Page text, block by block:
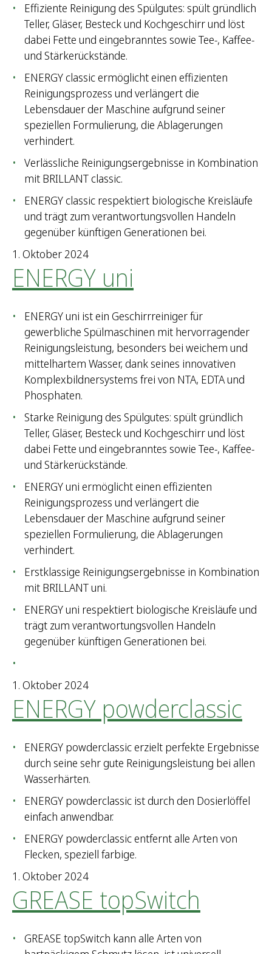
Effiziente Reinigung des Spülgutes: spült gründlich
Teller, Gläser, Besteck und Kochgeschirr und löst
dabei Fette und eingebranntes sowie Tee-, Kaffee-
und Stärkerückstände.
ENERGY classic ermöglicht einen effizienten
Reinigungsprozess und verlängert die
Lebensdauer der Maschine aufgrund seiner
speziellen Formulierung, die Ablagerungen
verhindert.
Verlässliche Reinigungsergebnisse in Kombination
mit BRILLANT classic.
ENERGY classic respektiert biologische Kreisläufe
und trägt zum verantwortungsvollen Handeln
gegenüber künftigen Generationen bei.
1. Oktober 2024
ENERGY uni
ENERGY uni ist ein Geschirrreiniger für
gewerbliche Spülmaschinen mit hervorragender
Reinigungsleistung, besonders bei weichem und
mittelhartem Wasser, dank seines innovativen
Komplexbildnersystems frei von NTA, EDTA und
Phosphaten.
Starke Reinigung des Spülgutes: spült gründlich
Teller, Gläser, Besteck und Kochgeschirr und löst
dabei Fette und eingebranntes sowie Tee-, Kaffee-
und Stärkerückstände.
ENERGY uni ermöglicht einen effizienten
Reinigungsprozess und verlängert die
Lebensdauer der Maschine aufgrund seiner
speziellen Formulierung, die Ablagerungen
verhindert.
Erstklassige Reinigungsergebnisse in Kombination
mit BRILLANT uni.
ENERGY uni respektiert biologische Kreisläufe und
trägt zum verantwortungsvollen Handeln
gegenüber künftigen Generationen bei.
1. Oktober 2024
ENERGY powderclassic
ENERGY powderclassic erzielt perfekte Ergebnisse
durch seine sehr gute Reinigungsleistung bei allen
Wasserhärten.
ENERGY powderclassic ist durch den Dosierlöffel
einfach anwendbar.
ENERGY powderclassic entfernt alle Arten von
Flecken, speziell farbige.
1. Oktober 2024
GREASE topSwitch
GREASE topSwitch kann alle Arten von